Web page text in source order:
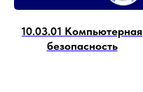
10.03.01 Компьютерная
безопасность